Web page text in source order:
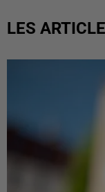
LES